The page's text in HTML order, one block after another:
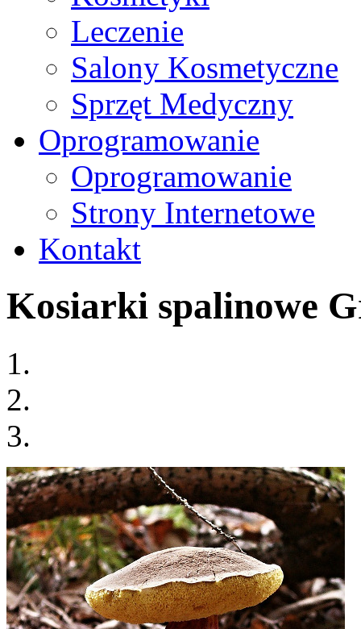
Leczenie
Salony Kosmetyczne
Sprzęt Medyczny
Oprogramowanie
Oprogramowanie
Strony Internetowe
Kontakt
Kosiarki spalinowe